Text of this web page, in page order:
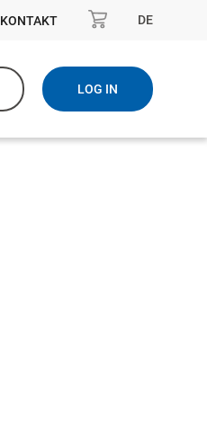
KONTAKT DE
LOG IN